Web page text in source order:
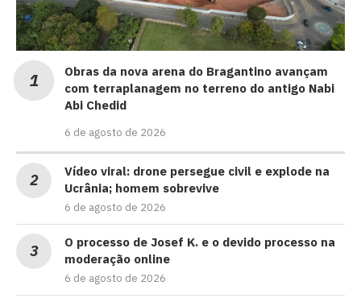
Obras da nova arena do Bragantino avançam
com terraplanagem no terreno do antigo Nabi
Abi Chedid
6 de agosto de 2026
Vídeo viral: drone persegue civil e explode na
Ucrânia; homem sobrevive
6 de agosto de 2026
O processo de Josef K. e o devido processo na
moderação online
6 de agosto de 2026